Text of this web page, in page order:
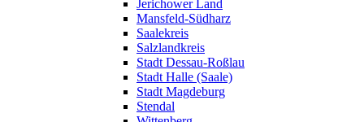
Jerichower Land
Mansfeld-Südharz
Saalekreis
Salzlandkreis
Stadt Dessau-Roßlau
Stadt Halle (Saale)
Stadt Magdeburg
Stendal